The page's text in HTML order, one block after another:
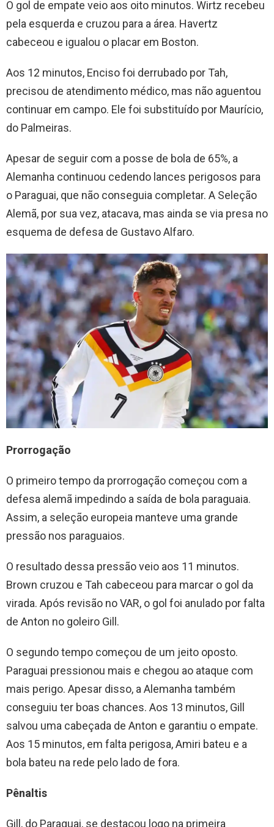
O gol de empate veio aos oito minutos. Wirtz recebeu
pela esquerda e cruzou para a área. Havertz
cabeceou e igualou o placar em Boston.
Aos 12 minutos, Enciso foi derrubado por Tah,
precisou de atendimento médico, mas não aguentou
continuar em campo. Ele foi substituído por Maurício,
do Palmeiras.
Apesar de seguir com a posse de bola de 65%, a
Alemanha continuou cedendo lances perigosos para
o Paraguai, que não conseguia completar. A Seleção
Alemã, por sua vez, atacava, mas ainda se via presa no
esquema de defesa de Gustavo Alfaro.
Prorrogação
O primeiro tempo da prorrogação começou com a
defesa alemã impedindo a saída de bola paraguaia.
Assim, a seleção europeia manteve uma grande
pressão nos paraguaios.
O resultado dessa pressão veio aos 11 minutos.
Brown cruzou e Tah cabeceou para marcar o gol da
virada. Após revisão no VAR, o gol foi anulado por falta
de Anton no goleiro Gill.
O segundo tempo começou de um jeito oposto.
Paraguai pressionou mais e chegou ao ataque com
mais perigo. Apesar disso, a Alemanha também
conseguiu ter boas chances. Aos 13 minutos, Gill
salvou uma cabeçada de Anton e garantiu o empate.
Aos 15 minutos, em falta perigosa, Amiri bateu e a
bola bateu na rede pelo lado de fora.
Pênaltis
Gill, do Paraguai, se destacou logo na primeira